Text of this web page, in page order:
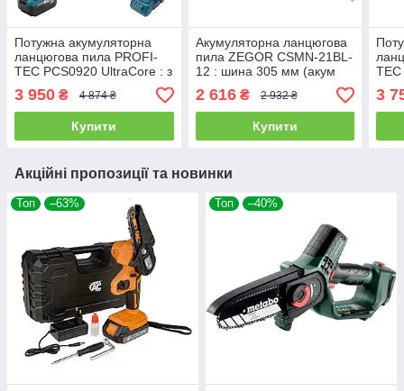
Потужна акумуляторна
ланцюгова пила PROFI-
TEC PCS0920 UltraCore : з
АКБ 20V 4.0Ah, шина 25см
(007645)
3 950 ₴ 4 874 ₴
Купити
Акумуляторна ланцюгова
пила ZEGOR CSMN-21BL-
12 : шина 305 мм (акум
1шт-21V 3.0Ah і зарядка)
2 616₴ 2 932 ₴
Купити
TEC
Аh,
3
Акційні пропозиції та новинки
Топ –63% Топ –40%